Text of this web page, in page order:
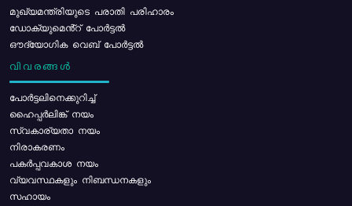
മുഖ്യമന്ത്രിയുടെ പരാതി പരിഹാരം
ഡോക്യുമെൻ്റ് പോർട്ടൽ
ഔദ്യോഗിക വെബ് പോർട്ടൽ
വിവരങ്ങൾ
പോര്‍ട്ടലിനെക്കുറിച്ച്
ഹൈപ്പർലിങ്ക് നയം
സ്വകാര്യതാ നയം
നിരാകരണം
പകർപ്പവകാശ നയം
വ്യവസ്ഥകളും നിബന്ധനകളും
സഹായം